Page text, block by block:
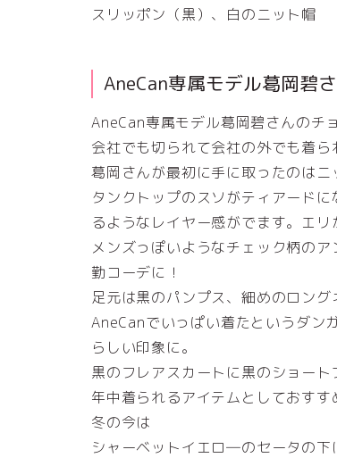
スリッポン（黒）、白のニット帽
AneCan専属モデル葛岡碧
AneCan専属モデル葛岡碧さんのチ
会社でも切られて会社の外でも着ら
葛岡さんが最初に手に取ったのは
タンクトップのスソがティアード
るようなレイヤー感がでます。エ
メンズっぽいようなチェック柄の
勤コーデに！
足元は黒のパンプス、細めのロング
AneCanでいっぱい着たというダン
らしい印象に。
黒のフレアスカートに黒のショート
年中着られるアイテムとしておす
冬の今は
シャーベットイエロ―のセータの下